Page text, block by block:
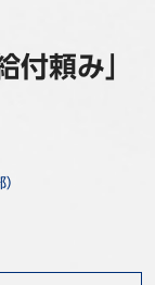
付頼み」